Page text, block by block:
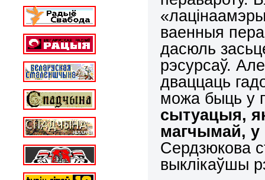
ваенныя
дасюль
рэсурсаў.
дваццаць
можа быць у
сытуацыя,
магчымай, у
Сердзюкова
выклікаўшы